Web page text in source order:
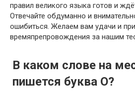
правил великого языка готов и
Отвечайте обдуманно и
ошибиться. Желаем вам удачи и
времяпрепровождения за нашим
В каком слове на
пишется буква О?